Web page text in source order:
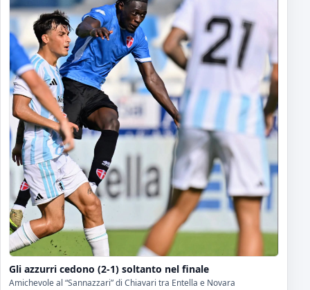
Gli azzurri cedono (2-1) soltanto nel finale
Amichevole al “Sannazzari” di Chiavari tra Entella e Novara